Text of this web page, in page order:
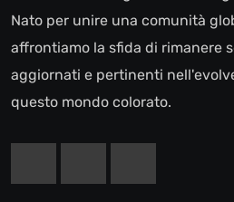
Nato per unire una comunità
affrontiamo la sfida di rimanere
aggiornati e pertinenti
questo mondo colorato.